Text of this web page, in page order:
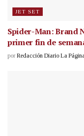
JET SET
Spider-Man: Brand
primer fin de
por Redacción Diario La